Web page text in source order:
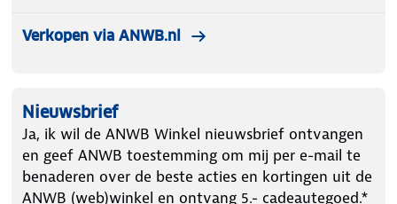
Verkopen via ANWB.nl
Nieuwsbrief
Ja, ik wil de ANWB Winkel nieuwsbrief ontvangen
en geef ANWB toestemming om mij per e-mail te
benaderen over de beste acties en kortingen uit de
ANWB (web)winkel en ontvang 5.- cadeautegoed.*